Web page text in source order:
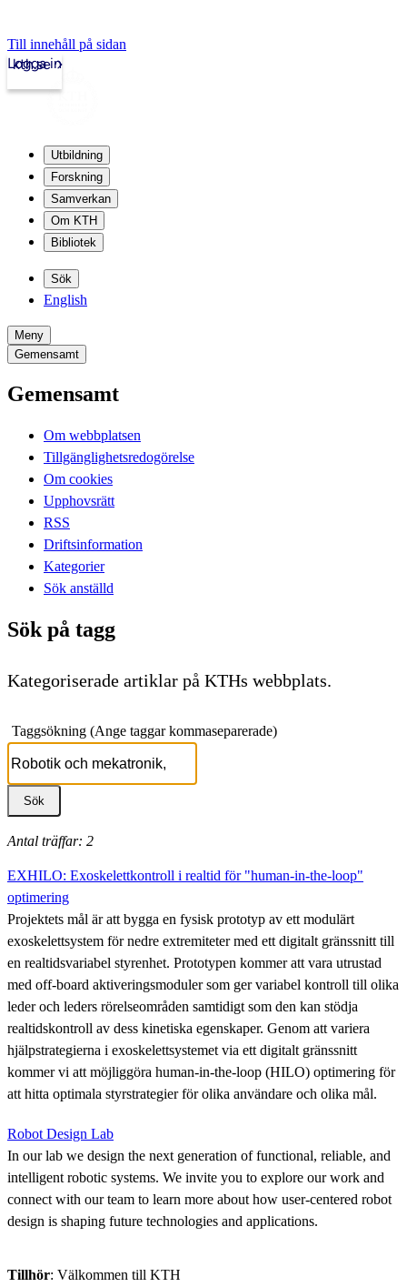
Till innehåll på sidan
kth.se
Logga in
Utbildning
Forskning
Samverkan
Om KTH
Bibliotek
Sök
English
Meny
Gemensamt
Gemensamt
Om webbplatsen
Tillgänglighetsredogörelse
Om cookies
Upphovsrätt
RSS
Driftsinformation
Kategorier
Sök anställd
Sök på tagg
Kategoriserade artiklar på KTHs webbplats.
Taggsökning (Ange taggar kommaseparerade)
Antal träffar: 2
EXHILO: Exoskelettkontroll i realtid för "human-in-the-loop"
optimering
Projektets mål är att bygga en fysisk prototyp av ett modulärt
exoskelettsystem för nedre extremiteter med ett digitalt gränssnitt till
en realtidsvariabel styrenhet. Prototypen kommer att vara utrustad
med off-board aktiveringsmoduler som ger variabel kontroll till olika
leder och leders rörelseområden samtidigt som den kan stödja
realtidskontroll av dess kinetiska egenskaper. Genom att variera
hjälpstrategierna i exoskelettsystemet via ett digitalt gränssnitt
kommer vi att möjliggöra human-in-the-loop (HILO) optimering för
att hitta optimala styrstrategier för olika användare och olika mål.
Robot Design Lab
In our lab we design the next generation of functional, reliable, and
intelligent robotic systems. We invite you to explore our work and
connect with our team to learn more about how user-centered robot
design is shaping future technologies and applications.
Tillhör: Välkommen till KTH